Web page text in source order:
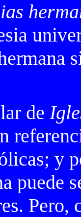
de
y
puede
Pero,